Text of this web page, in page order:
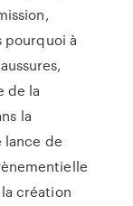
pourquoi à
de la
la
lance de
création